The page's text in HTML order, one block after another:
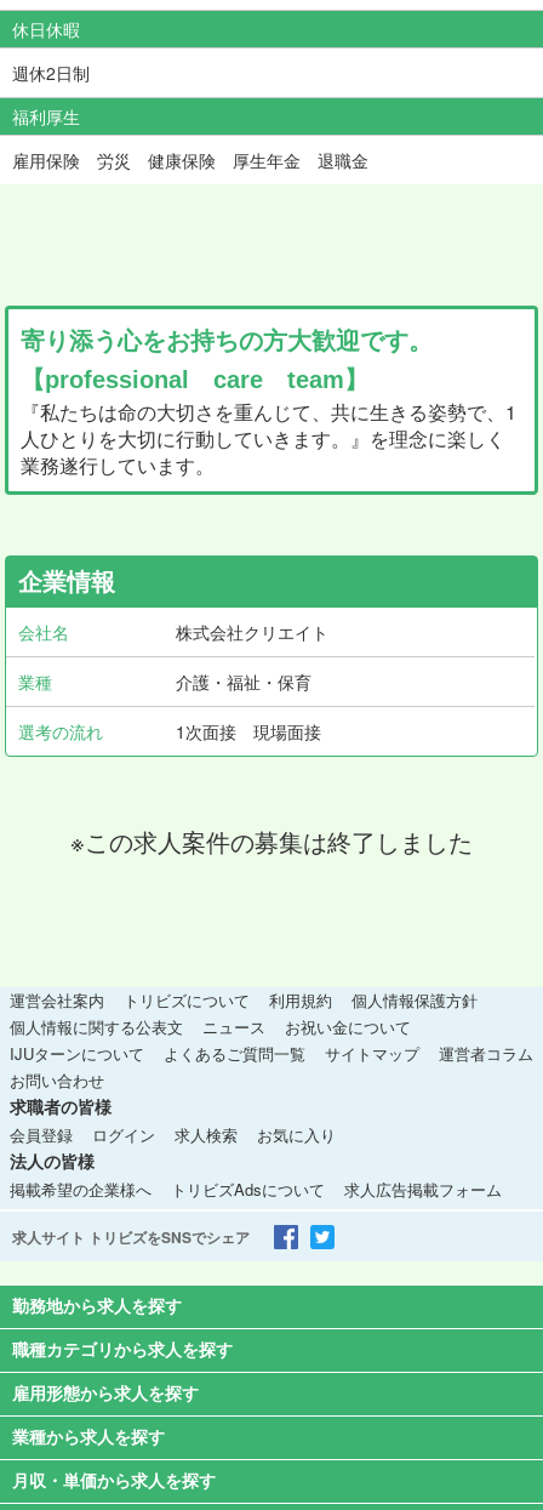
休日休暇
週休2日制
福利厚生
雇用保険 労災 健康保険 厚生年金 退職金
寄り添う心をお持ちの方大歓迎です。
【professional care team】
『私たちは命の大切さを重んじて、共に生きる姿勢で、1
人ひとりを大切に行動していきます。』を理念に楽しく
業務遂行しています。
企業情報
会社名 株式会社クリエイト
業種 介護・福祉・保育
選考の流れ 1次面接 現場面接
※この求人案件の募集は終了しました
運営会社案内 トリビズについて 利用規約
個人情報保護方針
個人情報に関する公表文
ニュース
お祝い金について
IJUターンについて
よくあるご質問一覧 サイトマップ
運営者コラム
お問い合わせ
求職者の皆様
会員登録 ログイン 求人検索 お気に入り
法人の皆様
掲載希望の企業様へ トリビズAdsについて 求人広告掲載フォーム
求人サイト トリビズをSNSでシェア
勤務地から求人を探す
職種カテゴリから求人を探す
雇用形態から求人を探す
業種から求人を探す
月収・単価から求人を探す